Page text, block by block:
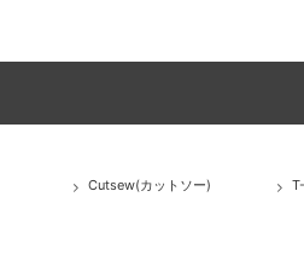
Socks(ソックス,靴下)
Cutsew(カットソー)